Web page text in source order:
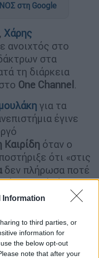
Information
to third parties, or
information for
the below opt-out
note that after your
στη Google
, Χάρης
ανοιχτός στο
στα
τη διάρκεια
One Channel .
για τα
έγινε
όταν ο
ότι «στις
δεν πλήρωσα ποτέ
εκεί είναι